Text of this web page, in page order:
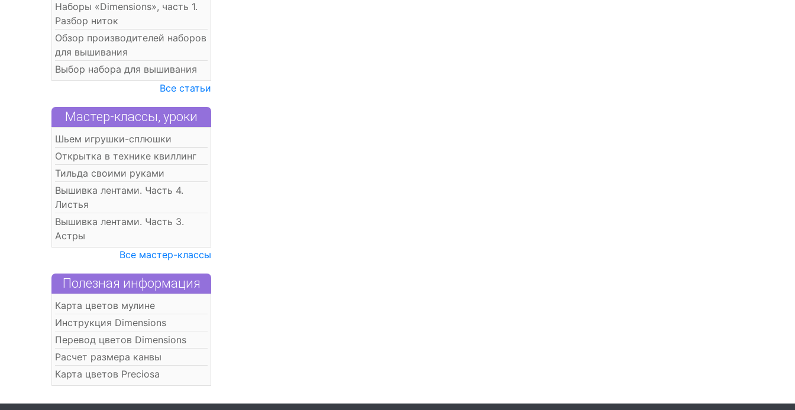
Наборы «Dimensions», часть 1.
Разбор ниток
Обзор производителей наборов
для вышивания
Выбор набора для вышивания
Все статьи
Мастер-классы, уроки
Шьем игрушки-сплюшки
Открытка в технике квиллинг
Тильда своими руками
Вышивка лентами. Часть 4.
Листья
Вышивка лентами. Часть 3.
Астры
Все мастер-классы
Полезная информация
Карта цветов мулине
Инструкция Dimensions
Перевод цветов Dimensions
Расчет размера канвы
Карта цветов Preciosa